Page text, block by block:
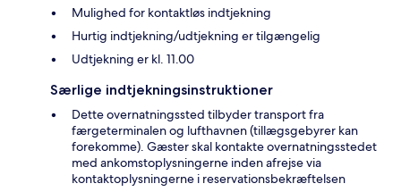
Mulighed for kontaktløs indtjekning
Hurtig indtjekning/udtjekning er tilgængelig
Udtjekning er kl. 11.00
Særlige indtjekningsinstruktioner
Dette overnatningssted tilbyder transport fra
færgeterminalen og lufthavnen (tillægsgebyrer kan
forekomme). Gæster skal kontakte overnatningsstedet
med ankomstoplysningerne inden afrejse via
kontaktoplysningerne i reservationsbekræftelsen